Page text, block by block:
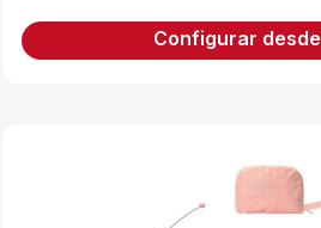
Configurar desde